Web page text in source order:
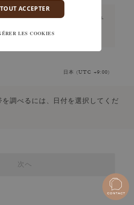
確認するには、受取予定のブテ
ください。
日本 (UTC +9:00)
を調べるには、日付を選択してくだ
次へ
TOUT ACCEPTER
LES COOKIES